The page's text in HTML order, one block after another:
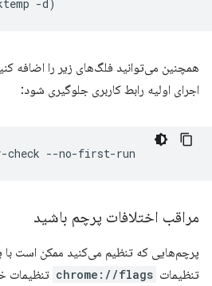
همچنین می‌توانید فلگ‌های زیر را اضافه
اجرای اولیه رابط کاربری جلوگیری شود:
مراقب اختلافات پرچم باشید
پرچم‌هایی که تنظیم می‌کنید ممکن است با
تنظیمات chrome://flags تنظیمات